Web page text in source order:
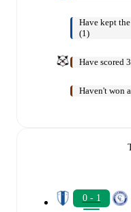
Have kept
(1)
Have scored
Haven't won
0 - 1